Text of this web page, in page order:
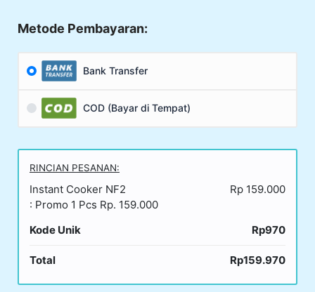
Metode Pembayaran:
Bank Transfer
COD (Bayar di Tempat)
RINCIAN PESANAN:
Instant Cooker NF2
: Promo 1 Pcs Rp. 159.000
Rp 159.000
Kode Unik Rp970
Total Rp159.970